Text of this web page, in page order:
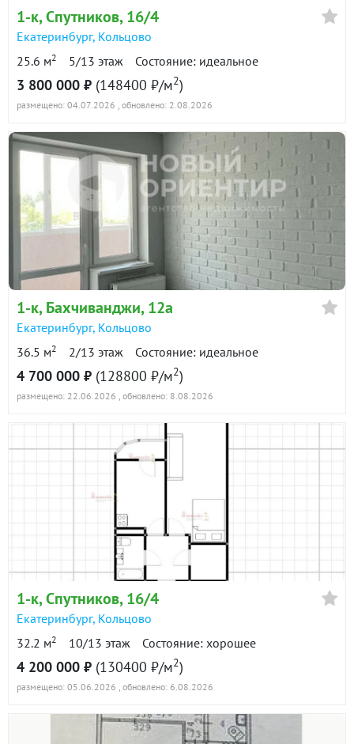
1-к, Спутников, 16/4
Екатеринбург, Кольцово
25.6 м2 5/13 этаж Состояние: идеальное
3 800 000 ₽ (148400 ₽/м2)
размещено: 04.07.2026 , обновлено: 2.08.2026
1-к, Бахчиванджи, 12а
Екатеринбург, Кольцово
36.5 м2 2/13 этаж Состояние: идеальное
4 700 000 ₽ (128800 ₽/м2)
размещено: 22.06.2026 , обновлено: 8.08.2026
1-к, Спутников, 16/4
Екатеринбург, Кольцово
32.2 м2 10/13 этаж Состояние: хорошее
4 200 000 ₽ (130400 ₽/м2)
размещено: 05.06.2026 , обновлено: 6.08.2026